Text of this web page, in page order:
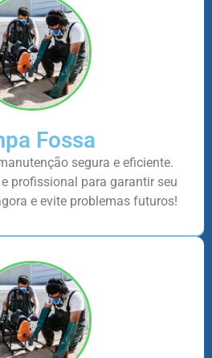
Fossa
segura e eficiente.
profissional para garantir seu
e evite problemas futuros!